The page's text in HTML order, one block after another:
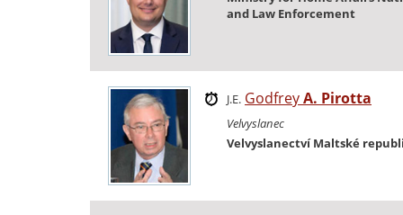
and Law Enforcement
J.E. GodfreyA. Pirotta
Velvyslanec
Velvyslanectví Maltské